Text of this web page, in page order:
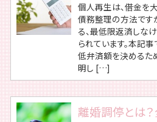
個人再生は、借金を
債務整理の方法です
る、最低限返済しな
られています。本記
低弁済額を決めるた
明し […]
離婚調停とは